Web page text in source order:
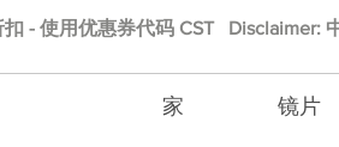
家 镜片
扣 - 使用优惠券代码 CST Disclaimer: